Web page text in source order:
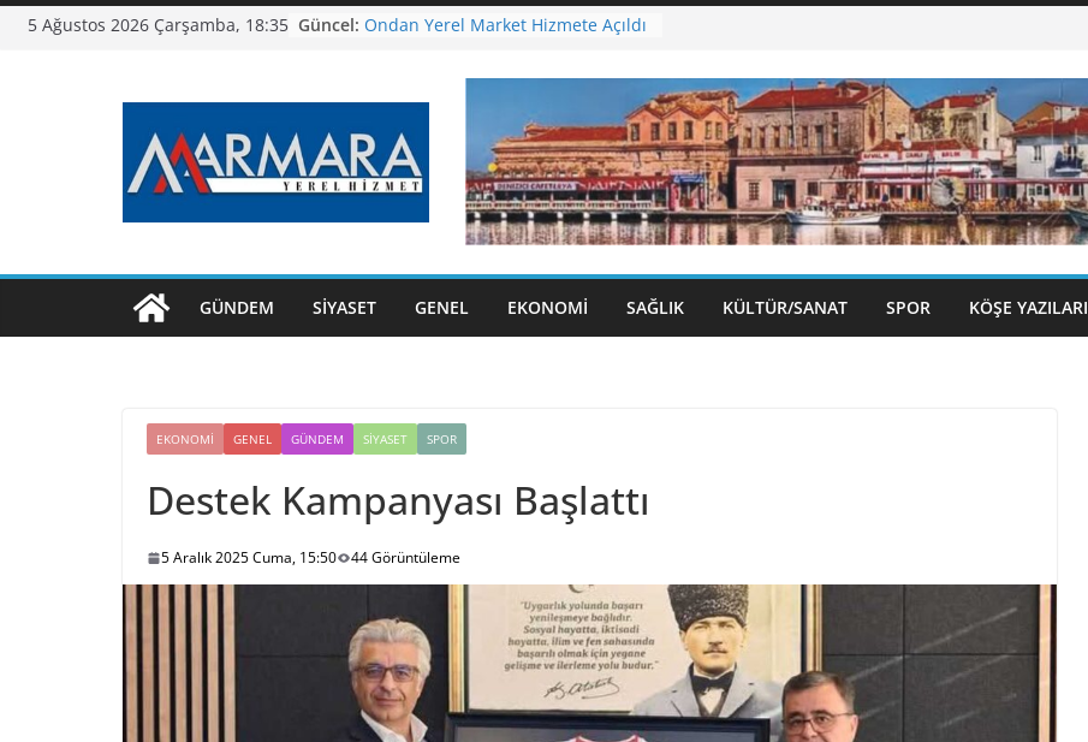
Skip5 Ağustos 2026 Çarşamba, 18:35 Güncel: Ondan Yerel Market Hizmete Açıldı
Altıeylül’den Bayram Öncesi
Temizlik Seferberliği
GÜNDEM SIYASET GENEL EKONOMI SAĞLIK KÜLTÜR/SANAT SPOR KÖŞE YAZILARI
EKONOMI GENEL GÜNDEM SIYASET SPOR
Destek Kampanyası Başlattı
5 Aralık 2025 Cuma, 15:50 44 Görüntüleme